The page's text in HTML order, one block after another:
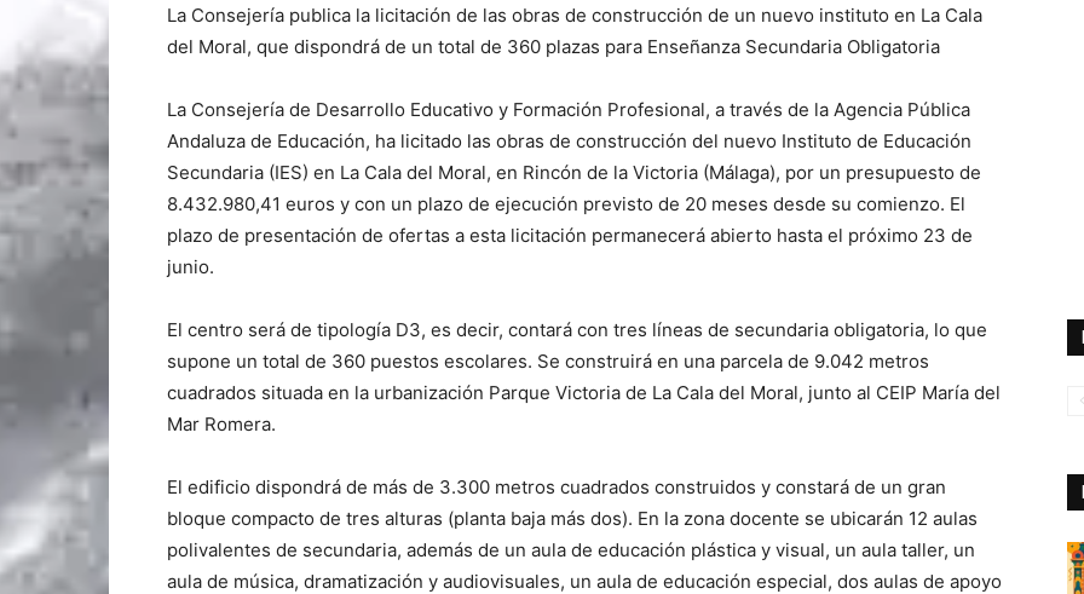
La Consejería publica la licitación de las obras de construcción de un nuevo instituto en La Cala
del Moral, que dispondrá de un total de 360 plazas para Enseñanza Secundaria Obligatoria
La Consejería de Desarrollo Educativo y Formación Profesional, a través de la Agencia Pública
Andaluza de Educación, ha licitado las obras de construcción del nuevo Instituto de Educación
Secundaria (IES) en La Cala del Moral, en Rincón de la Victoria (Málaga), por un presupuesto de
8.432.980,41 euros y con un plazo de ejecución previsto de 20 meses desde su comienzo. El
plazo de presentación de ofertas a esta licitación permanecerá abierto hasta el próximo 23 de
junio.
El centro será de tipología D3, es decir, contará con tres líneas de secundaria obligatoria, lo que
supone un total de 360 puestos escolares. Se construirá en una parcela de 9.042 metros
cuadrados situada en la urbanización Parque Victoria de La Cala del Moral, junto al CEIP María del
Mar Romera.
El edificio dispondrá de más de 3.300 metros cuadrados construidos y constará de un gran
bloque compacto de tres alturas (planta baja más dos). En la zona docente se ubicarán 12 aulas
polivalentes de secundaria, además de un aula de educación plástica y visual, un aula taller, un
aula de música, dramatización y audiovisuales, un aula de educación especial, dos aulas de apoyo